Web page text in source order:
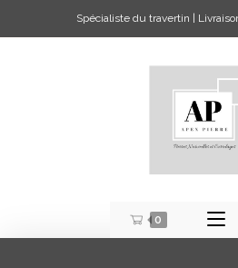
Spécialiste du travertin |
0